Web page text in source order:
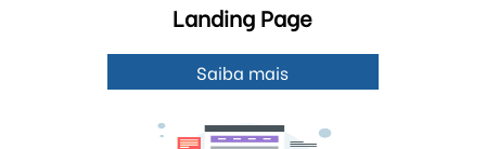
Landing Page
Saiba mais